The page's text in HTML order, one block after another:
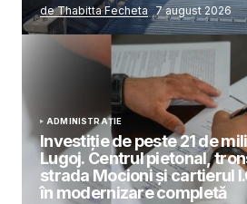
de Thabitta Fecheta 7 august 2026
ADMINISTRAȚIE
Investiție de peste 21 de
Lugoj. Centrul pietonal,
strada Mocioni și cartierul
în modernizare completă